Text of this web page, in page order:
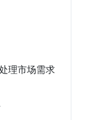
理市场需求